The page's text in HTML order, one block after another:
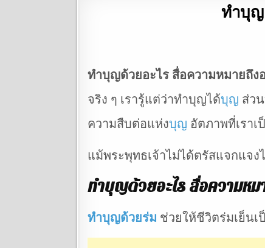
ทำบุญ
ทำบุญด้วยอะไร สื่อความหมายถึง
จริง ๆ เรารู้แต่ว่าทำบุญได้บุญ ส่ว
ความสืบต่อแห่งบุญ อัตภาพที่เรา
แม้พระพุทธเจ้าไม่ได้ตรัสแจกแจ
ทำบุญด้วยอะไร สื่อความหม
ทำบุญด้วยร่ม ช่วยให้ชีวิตร่มเย็นเ